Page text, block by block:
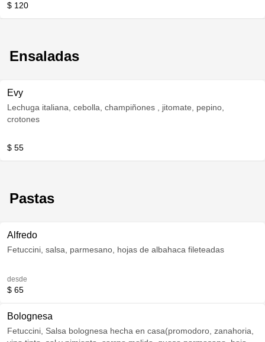
$ 120
Ensaladas
Evy
Lechuga italiana, cebolla, champiñones , jitomate, pepino,
crotones
$ 55
Pastas
Alfredo
Fetuccini, salsa, parmesano, hojas de albahaca fileteadas
desde
$ 65
Bolognesa
Fetuccini, Salsa bolognesa hecha en casa(promodoro, zanahoria,